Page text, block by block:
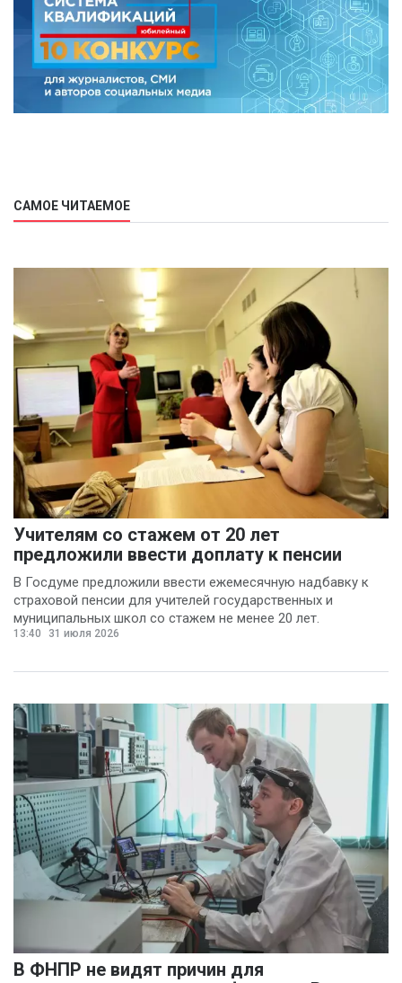
Александр
Брусницын(12)
Андрей Хришкевич
Аксана Сгибнева
Павел Осипов
профсоюзов
Шаран Барроу(7)
Анастасия
Чайкисова(6)
Вячеслав Финагин
(5)
Иван Панов(5)
Анна Лопаткина(4)
Артём Шишков(4)
Владимир Ревенку
(4)
Вячеслав Чеглов(4)
Ольга Агаркова
Ольга Пинчук(4)
Сергей Драндров
(4)
Вадим Большаков
(3)
Никита Бобриков
(3)
Попков Дмитрий
(3)
Василина Куклина
Галина Келехсаева
(2)
САМОЕ ЧИТАЕМОЕ
Учителям со стажем от 20 лет
предложили ввести доплату к пенсии
В Госдуме предложили ввести ежемесячную надбавку к
страховой пенсии для учителей государственных и
муниципальных школ со стажем не менее 20 лет.
13:40 31 июля 2026
В ФНПР не видят причин для